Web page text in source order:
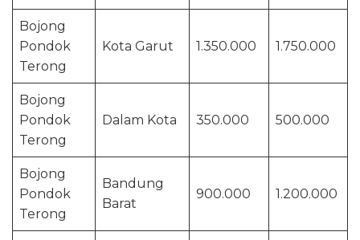
Bojong
Pondok
Terong
Kota Garut 1.350.000 1.750.000
Bojong
Pondok
Terong
Dalam Kota 350.000 500.000
Bojong
Pondok
Terong
Bandung
Barat
900.000 1.200.000